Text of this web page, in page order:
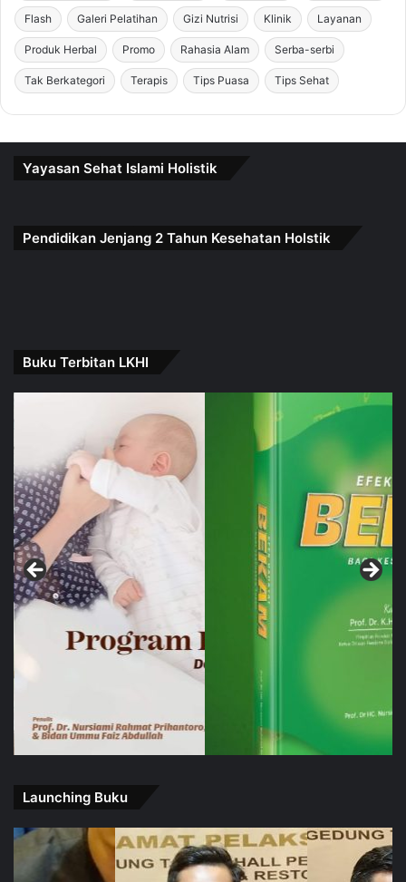
Flash Galeri Pelatihan Gizi Nutrisi Klinik Layanan
Produk Herbal Promo Rahasia Alam Serba-serbi
Tak Berkategori Terapis Tips Puasa Tips Sehat
Yayasan Sehat Islami Holistik
Pendidikan Jenjang 2 Tahun Kesehatan Holstik
Buku Terbitan LKHI
Launching Buku